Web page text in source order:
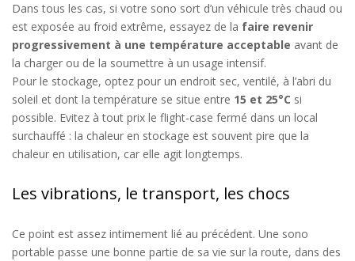
Dans tous les cas, si votre sono sort d’un véhicule très chaud ou
est exposée au froid extrême, essayez de la faire revenir
progressivement à une température acceptable avant de
la charger ou de la soumettre à un usage intensif.
Pour le stockage, optez pour un endroit sec, ventilé, à l’abri du
soleil et dont la température se situe entre 15 et 25°C si
possible. Evitez à tout prix le flight-case fermé dans un local
surchauffé : la chaleur en stockage est souvent pire que la
chaleur en utilisation, car elle agit longtemps.
Les vibrations, le transport, les chocs
Ce point est assez intimement lié au précédent. Une sono
portable passe une bonne partie de sa vie sur la route, dans des